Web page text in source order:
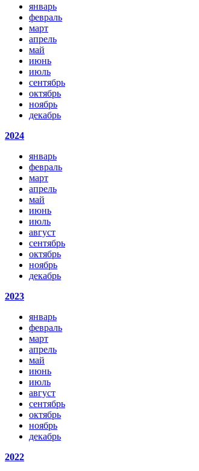
январь
февраль
март
апрель
май
июнь
июль
сентябрь
октябрь
ноябрь
декабрь
2024
январь
февраль
март
апрель
май
июнь
июль
август
сентябрь
октябрь
ноябрь
декабрь
2023
январь
февраль
март
апрель
май
июнь
июль
август
сентябрь
октябрь
ноябрь
декабрь
2022